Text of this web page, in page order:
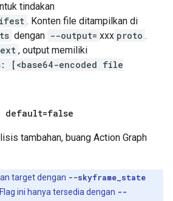
tindakan
. Konten file ditampilkan di
dengan --output= xxx proto .
, output memiliki
[<base64-encoded file
default=false
tambahan, buang Action Graph
target dengan --skyframe_state
ini hanya tersedia dengan --